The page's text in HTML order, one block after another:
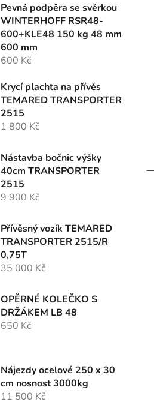
Pevná podpěra se svěrkou
WINTERHOFF RSR48-
600+KLE48 150 kg 48 mm
600 mm
600 Kč
Krycí plachta na přívěs
TEMARED TRANSPORTER
2515
1 800 Kč
Nástavba bočnic výšky
40cm TRANSPORTER
2515
9 900 Kč
Přívěsný vozík TEMARED
TRANSPORTER 2515/R
0,75T
35 000 Kč
OPĚRNÉ KOLEČKO S
DRŽÁKEM LB 48
650 Kč
Nájezdy ocelové 250 x 30
cm nosnost 3000kg
11 500 Kč